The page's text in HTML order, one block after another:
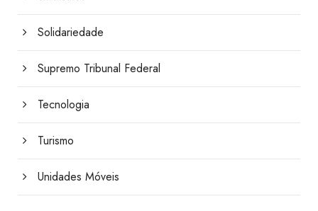
Solidariedade
Supremo Tribunal Federal
Tecnologia
Turismo
Unidades Móveis